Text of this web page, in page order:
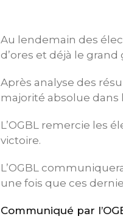
Au lendemain des
d’ores et déjà le grand
Après analyse des
majorité absolue dans
L’OGBL remercie les
victoire.
L’OGBL
une fois que ces
Communiqué par